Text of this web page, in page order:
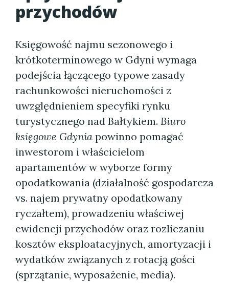
przychodów
Księgowość najmu sezonowego i
krótkoterminowego w Gdyni wymaga
podejścia łączącego typowe zasady
rachunkowości nieruchomości z
uwzględnieniem specyfiki rynku
turystycznego nad Bałtykiem. Biuro
księgowe Gdynia powinno pomagać
inwestorom i właścicielom
apartamentów w wyborze formy
opodatkowania (działalność gospodarcza
vs. najem prywatny opodatkowany
ryczałtem), prowadzeniu właściwej
ewidencji przychodów oraz rozliczaniu
kosztów eksploatacyjnych, amortyzacji i
wydatków związanych z rotacją gości
(sprzątanie, wyposażenie, media).